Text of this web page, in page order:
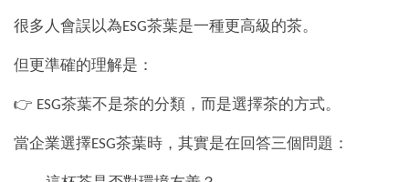
很多人會誤以為ESG茶葉是一種更高級的茶。
但更準確的理解是：
👉 ESG茶葉不是茶的分類，而是選擇茶的方式。
當企業選擇ESG茶葉時，其實是在回答三個問題：